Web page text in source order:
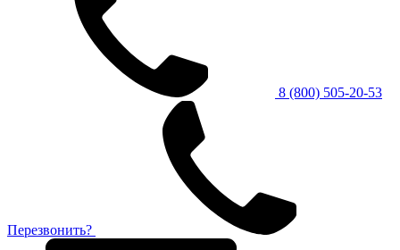
8 (800) 505-20-53
Перезвонить?